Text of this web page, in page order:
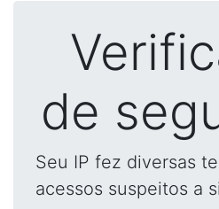
de
Seu IP fez diversas
acessos suspeitos a